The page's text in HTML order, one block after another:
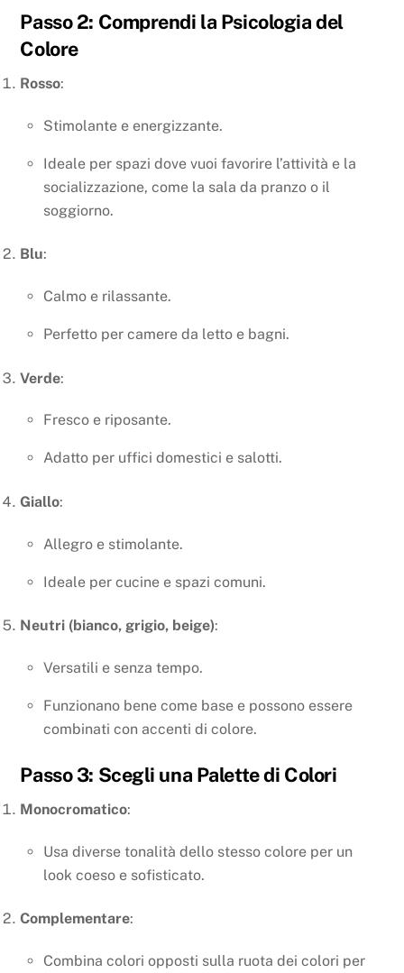
Passo 2: Comprendi la Psicologia del
Colore
Rosso:
Stimolante e energizzante.
Ideale per spazi dove vuoi favorire l’attività e la
socializzazione, come la sala da pranzo o il
soggiorno.
Blu:
Calmo e rilassante.
Perfetto per camere da letto e bagni.
Verde:
Fresco e riposante.
Adatto per uffici domestici e salotti.
Giallo:
Allegro e stimolante.
Ideale per cucine e spazi comuni.
Neutri (bianco, grigio, beige):
Versatili e senza tempo.
Funzionano bene come base e possono essere
combinati con accenti di colore.
Passo 3: Scegli una Palette di Colori
Monocromatico:
Usa diverse tonalità dello stesso colore per un
look coeso e sofisticato.
Complementare:
Combina colori opposti sulla ruota dei colori per